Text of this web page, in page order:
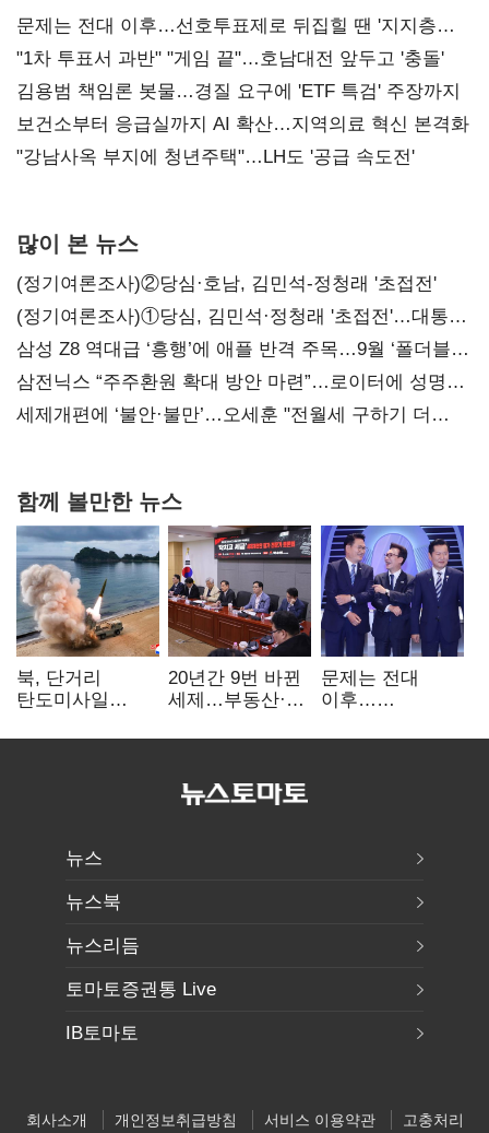
문제는 전대 이후…선호투표제로 뒤집힐 땐 '지지층
불복'
"1차 투표서 과반" "게임 끝"…호남대전 앞두고 '충돌'
김용범 책임론 봇물…경질 요구에 'ETF 특검' 주장까지
보건소부터 응급실까지 AI 확산…지역의료 혁신 본격화
"강남사옥 부지에 청년주택"…LH도 '공급 속도전'
많이 본 뉴스
(정기여론조사)②당심·호남, 김민석-정청래 '초접전'
(정기여론조사)①당심, 김민석·정청래 '초접전'…대통령
지지도 '50% 아래로'(종합)
삼성 Z8 역대급 ‘흥행’에 애플 반격 주목…9월 ‘폴더블
대전’
삼전닉스 “주주환원 확대 방안 마련”…로이터에 성명
보내
세제개편에 ‘불안·불만’…오세훈 "전월세 구하기 더
함께 볼만한 뉴스
북, 단거리
탄도미사일
"즉각 중단 촉구"
20년간 9번 바뀐
세제…부동산·
건드렸다
문제는 전대
이후…
뒤집힐 땐
뉴스
뉴스북
뉴스리듬
토마토증권통 Live
IB토마토
회사소개 개인정보취급방침 서비스 이용약관
고충처리